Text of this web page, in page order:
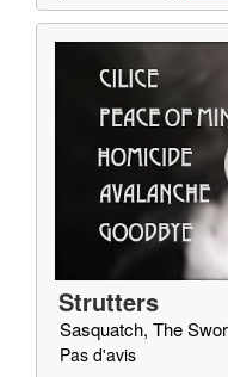
Strutters
Sasquatch, The
Pas d'avis